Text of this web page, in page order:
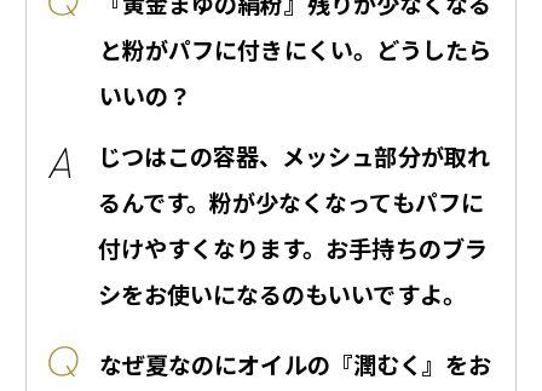
と粉がパフに付きにくい。どうしたら
いいの？
じつはこの容器、メッシュ部分が取れ
るんです。粉が少なくなってもパフに
付けやすくなります。お手持ちのブラ
シをお使いになるのもいいですよ。
なぜ夏なのにオイルの『潤むく』をお